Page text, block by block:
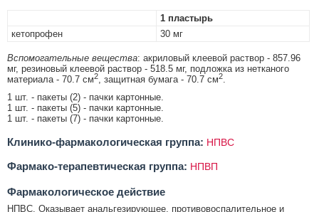
1 пластырь
кетопрофен
30 мг
Вспомогательные вещества: акриловый клеевой раствор - 857.96
мг, резиновый клеевой раствор - 518.5 мг, подложка из нетканого
материала - 70.7 см2 , защитная бумага - 70.7 см2
1 шт. - пакеты (2) - пачки картонные.
1 шт. - пакеты (5) - пачки картонные.
1 шт. - пакеты (7) - пачки картонные.
Клинико-фармакологическая группа: НПВС
Фармако-терапевтическая группа: НПВП
Фармакологическое действие
НПВС. Оказывает анальгезирующее, противовоспалительное и